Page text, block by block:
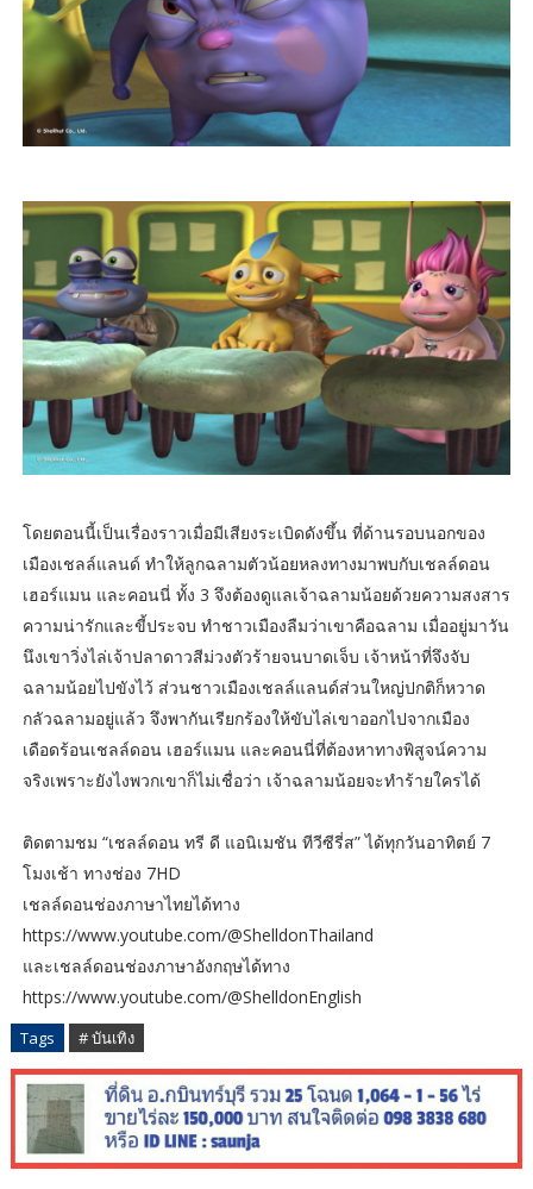
โดยตอนนี้เป็นเรื่องราวเมื่อมีเสียงระเบิดดังขึ้น ที่ด้านรอบนอกของ
เมืองเชลล์แลนด์ ทำให้ลูกฉลามตัวน้อยหลงทางมาพบกับเชลล์ดอน
เฮอร์แมน และคอนนี่ ทั้ง 3 จึงต้องดูแลเจ้าฉลามน้อยด้วยความสงสาร
ความน่ารักและขี้ประจบ ทำชาวเมืองลืมว่าเขาคือฉลาม เมื่ออยู่มาวัน
นึงเขาวิ่งไล่เจ้าปลาดาวสีม่วงตัวร้ายจนบาดเจ็บ เจ้าหน้าที่จึงจับ
ฉลามน้อยไปขังไว้ ส่วนชาวเมืองเชลล์แลนด์ส่วนใหญ่ปกติก็หวาด
กลัวฉลามอยู่แล้ว จึงพากันเรียกร้องให้ขับไล่เขาออกไปจากเมือง
เดือดร้อนเชลล์ดอน เฮอร์แมน และคอนนี่ที่ต้องหาทางพิสูจน์ความ
จริงเพราะยังไงพวกเขาก็ไม่เชื่อว่า เจ้าฉลามน้อยจะทำร้ายใครได้
ติดตามชม “เชลล์ดอน ทรี ดี แอนิเมชัน ทีวีซีรี่ส” ได้ทุกวันอาทิตย์ 7
โมงเช้า ทางช่อง 7HD
เชลล์ดอนช่องภาษาไทยได้ทาง
https://www.youtube.com/@ShelldonThailand
และเชลล์ดอนช่องภาษาอังกฤษได้ทาง
https://www.youtube.com/@ShelldonEnglish
Tags # บันเทิง